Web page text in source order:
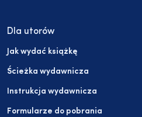
Dla utorów
Jak wydać książkę
Ścieżka wydawnicza
Instrukcja wydawnicza
Formularze do pobrania